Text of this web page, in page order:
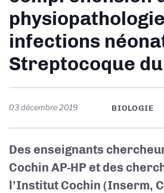
infections
Streptocoque
03 décembre 2019 BIOLOGIE
Des enseignants
Cochin AP-HP et des
l’Institut Cochin (Inserm,